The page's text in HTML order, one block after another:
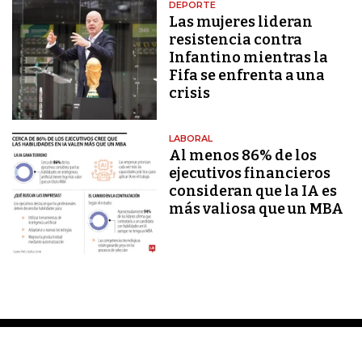
DEPORTE
Las mujeres lideran
resistencia contra
Infantino mientras la
Fifa se enfrenta a una
crisis
LABORAL
Al menos 86% de los
ejecutivos financieros
consideran que la IA es
más valiosa que un MBA